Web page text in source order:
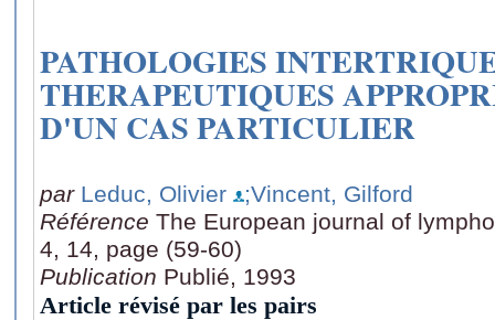
PATHOLOGIES
THERAPEUTIQUES
D'UN CAS PARTICULIER
par Leduc, Olivier
;Vincent, Gilford
Référence The European journal of
4, 14, page (59-60)
Publication Publié, 1993
Article révisé par les pairs